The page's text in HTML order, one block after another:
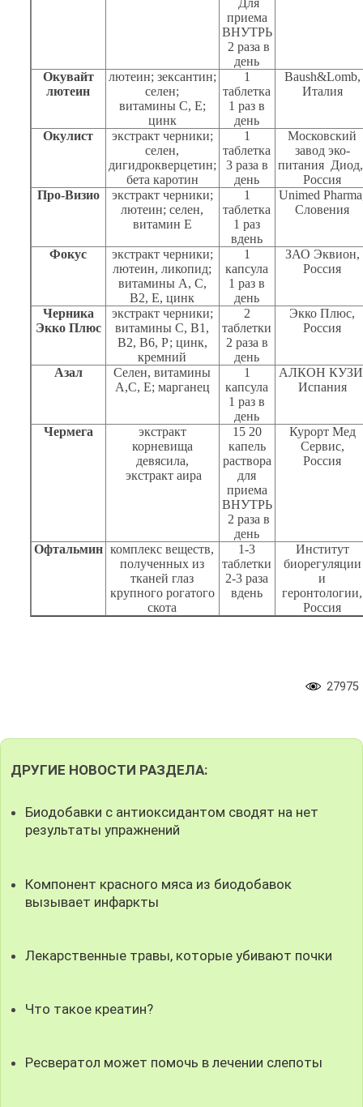
Для
приема
ВНУТРЬ
2 раза в
день
Окувайт
лютеин
лютеин; зексантин;
селен;
витамины С, Е;
цинк
1
таблетка
1 раз в
день
Baush&Lomb,
Италия
Окулист
экстракт черники;
селен,
дигидрокверцетин;
бета каротин
1
таблетка
3 раза в
день
Московский
завод эко-
питания
Россия
Про-Визио
экстракт черники;
лютеин; селен,
витамин Е
1
таблетка
1 раз
вдень
Unimed Pharma
Словения
Фокус
экстракт черники;
лютеин, ликопид;
витамины А, С,
В2, Е, цинк
1
капсула
1 раз в
день
ЗАО Эквион,
Россия
Черника
Экко Плюс
экстракт черники;
витамины С, В1,
В2, В6, Р; цинк,
кремний
2
таблетки
2 раза в
день
Экко Плюс,
Россия
Азал
Селен, витамины
А,С, Е; марганец
1
капсула
1 раз в
день
АЛКОН
Испания
Чермега
экстракт
корневища
девясила,
экстракт аира
15 20
капель
раствора
для
приема
ВНУТРЬ
2 раза в
день
Курорт Мед
Сервис,
Россия
Офтальмин комплекс веществ,
полученных из
тканей глаз
крупного рогатого
скота
1-3
таблетки
2-3 раза
вдень
Институт
биорегуляции
и
геронтологии,
Россия
27975
ДРУГИЕ НОВОСТИ РАЗДЕЛА:
Биодобавки с антиоксидантом сводят на нет
результаты упражнений
Компонент красного мяса из биодобавок
вызывает инфаркты
Лекарственные травы, которые убивают почки
Что такое креатин?
Ресвератол может помочь в лечении слепоты